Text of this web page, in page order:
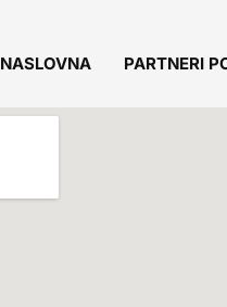
NASLOVNA PARTNERI